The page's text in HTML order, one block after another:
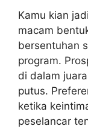
Kamu kian
macam
bersentuhan
program.
di dalam
putus.
ketika
peselancar